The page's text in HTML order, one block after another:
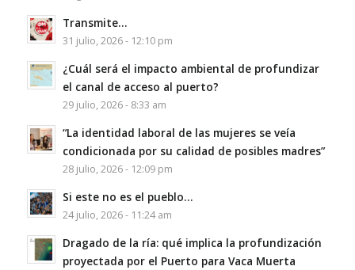
Transmite…
31 julio, 2026 - 12:10 pm
¿Cuál será el impacto ambiental de profundizar
el canal de acceso al puerto?
29 julio, 2026 - 8:33 am
“La identidad laboral de las mujeres se veía
condicionada por su calidad de posibles madres”
28 julio, 2026 - 12:09 pm
Si este no es el pueblo…
24 julio, 2026 - 11:24 am
Dragado de la ría: qué implica la profundización
proyectada por el Puerto para Vaca Muerta